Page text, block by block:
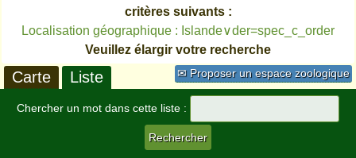
critères suivants :
Localisation géographique : Islande∨der=spec_c_order
Veuillez élargir votre recherche
✉ Proposer un espace zoologique
Carte Liste
Chercher un mot dans cette liste :